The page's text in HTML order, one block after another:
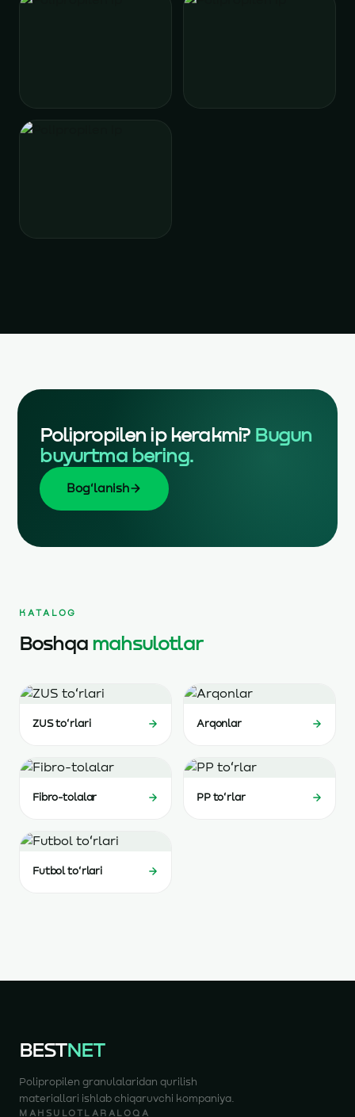
Polipropilen ip kerakmi? Bugun
buyurtma bering.
Bogʻlanish
KATALOG
Boshqa mahsulotlar
ZUS toʻrlari Arqonlar
Fibro-tolalar PP toʻrlar
Futbol toʻrlari
BESTNET
Polipropilen granulalaridan qurilish
materiallari ishlab chiqaruvchi kompaniya.
MAHSULOTLAR ALOQA